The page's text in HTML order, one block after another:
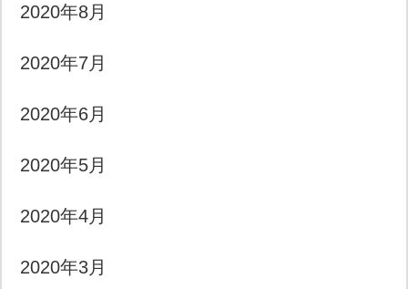
2020年8月
2020年7月
2020年6月
2020年5月
2020年4月
2020年3月